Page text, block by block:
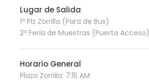
Lugar de Salida
1º Plz Zorrilla (Para de Bus)
2º Feria de Muestras (Puerta Acceso)
Horario General
Plaza Zorrilla: 7:15 AM